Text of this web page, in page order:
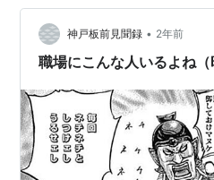
間保有するという手法で、６
やしたというまさに投資の神
ざやをとる投機的な手法とは
神戸板前見聞録 • 2年前
職場にこんな人いるよね（